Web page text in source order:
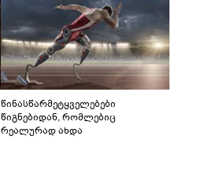
წინასწარმეტყველებები
წიგნებიდან, რომლებიც
რეალურად ახდა